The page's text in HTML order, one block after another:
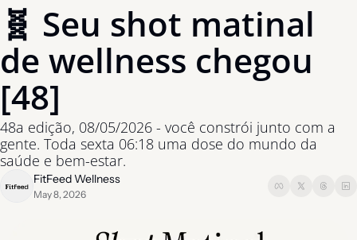
🧬 Seu shot matinal
de wellness chegou
[48]
48a edição, 08/05/2026 - você constrói junto com a
gente. Toda sexta 06:18 uma dose do mundo da
saúde e bem-estar.
FitFeed Wellness
May 8, 2026